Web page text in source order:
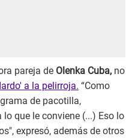
pareja de Olenka Cuba, no
a la pelirroja. “Como
de pacotilla,
que le conviene (...) Eso lo
expresó, además de otros